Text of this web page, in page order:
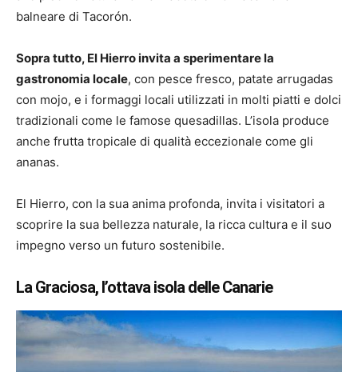
balneare di Tacorón.
Sopra tutto, El Hierro invita a sperimentare la
gastronomia locale, con pesce fresco, patate arrugadas
con mojo, e i formaggi locali utilizzati in molti piatti e dolci
tradizionali come le famose quesadillas. L’isola produce
anche frutta tropicale di qualità eccezionale come gli
ananas.
El Hierro, con la sua anima profonda, invita i visitatori a
scoprire la sua bellezza naturale, la ricca cultura e il suo
impegno verso un futuro sostenibile.
La Graciosa, l’ottava isola delle Canarie